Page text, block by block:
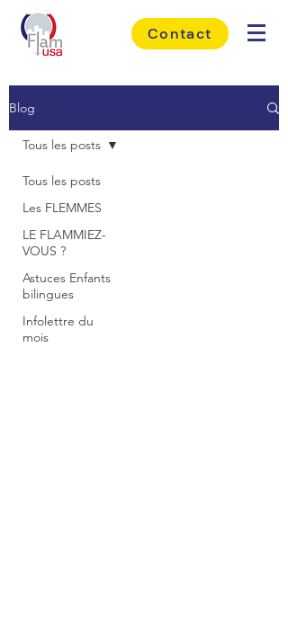
Contact
Blog
Tous les posts
Les FLEMMES
LE FLAMMIEZ-
VOUS ?
Astuces Enfants
bilingues
Infolettre du
mois
Tous les posts